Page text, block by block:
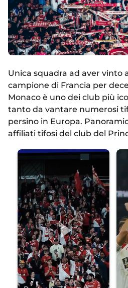
Unica squadra ad aver vinto
campione di Francia per
Monaco è uno dei club più
tanto da vantare numerosi
persino in Europa.
affiliati tifosi del club del